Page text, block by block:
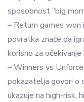
sposobnost “big
– Return games
povratka znače da
korisno za
– Winners vs
pokazatelja govori o
ukazuje na high-risk,